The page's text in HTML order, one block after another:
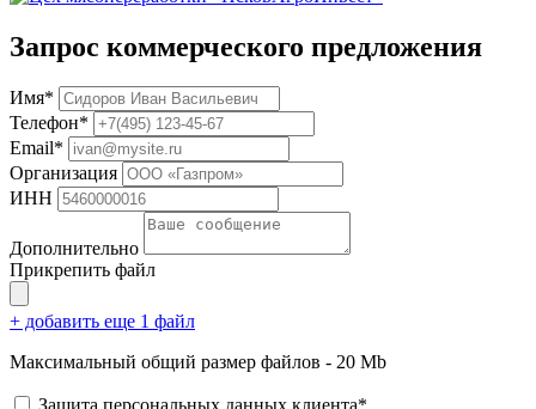
Запрос коммерческого предложения
Имя*
Телефон*
Email*
Организация
ИНН
Дополнительно
Прикрепить файл
+ добавить еще 1 файл
Максимальный общий размер файлов - 20 Mb